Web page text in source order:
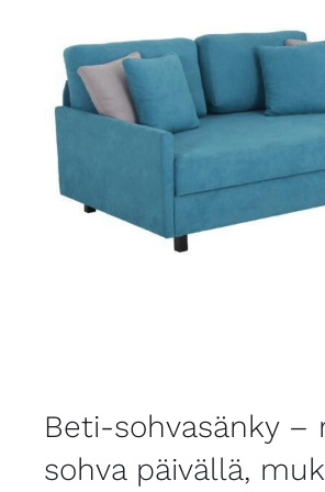
Beti-sohvasänky –
sohva päivällä,